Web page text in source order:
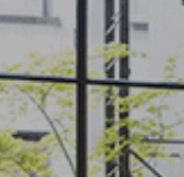
RECHERCHE